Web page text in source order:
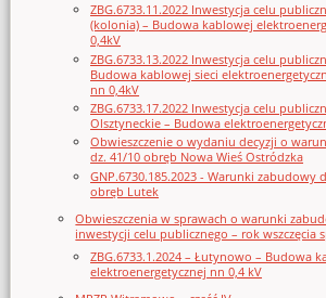
ZBG.6733.11.2022 Inwestycja celu
(kolonia) – Budowa kablowej
0,4kV
ZBG.6733.13.2022 Inwestycja celu
Budowa kablowej sieci
nn 0,4kV
ZBG.6733.17.2022 Inwestycja celu
Olsztyneckie – Budowa
Obwieszczenie o wydaniu decyzji o
dz. 41/10 obręb Nowa Wieś Ostródzka
GNP.6730.185.2023 - Warunki zabudowy
obręb Lutek
Obwieszczenia w sprawach o warunki
inwestycji celu publicznego – rok wszczęcia
ZBG.6733.1.2024 – Łutynowo – Budowa
elektroenergetycznej nn 0,4 kV